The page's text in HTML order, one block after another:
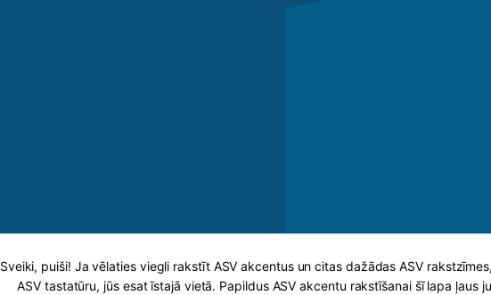
Sveiki, puiši! Ja vēlaties viegli rakstīt ASV akcentus un citas dažādas ASV
ASV tastatūru, jūs esat īstajā vietā. Papildus ASV akcentu rakstīšanai šī lapa ļaus